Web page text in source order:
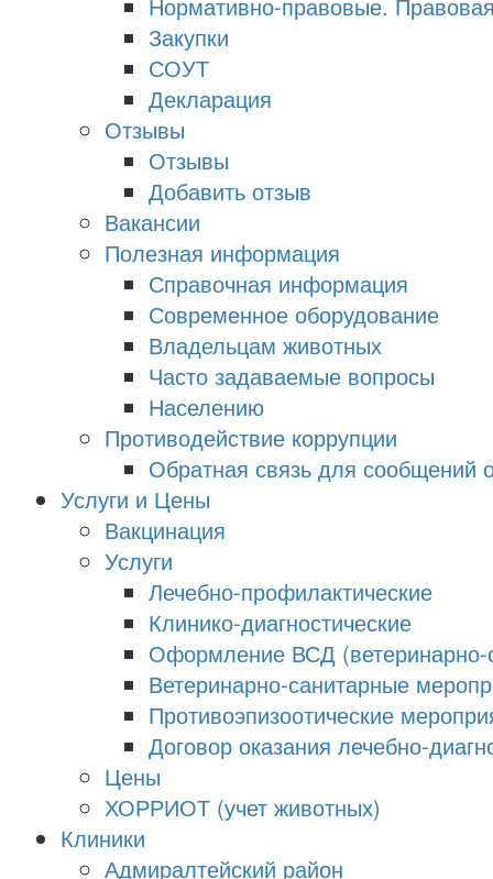
Закупки
СОУТ
Декларация
Отзывы
Отзывы
Добавить отзыв
Вакансии
Полезная информация
Справочная информация
Современное оборудование
Владельцам животных
Часто задаваемые вопросы
Населению
Противодействие коррупции
Обратная связь для сообщений
Услуги и Цены
Вакцинация
Услуги
Лечебно-профилактические
Клинико-диагностические
Оформление ВСД (ветеринарно-
Ветеринарно-санитарные
Противоэпизоотические
Договор оказания лечебно-
Цены
ХОРРИОТ (учет животных)
Клиники
Адмиралтейский район